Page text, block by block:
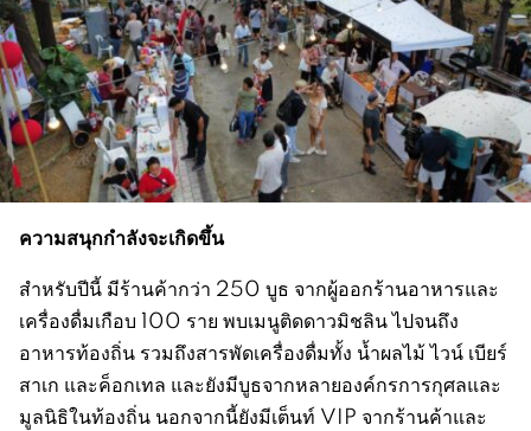
ความสนุกกำลังจะเกิดขึ้น
สำหรับปีนี้ มีร้านค้ากว่า 250 บูธ จากผู้ออกร้านอาหารและ
เครื่องดื่มเกือบ 100 ราย พบเมนูติดดาวมิชลิน ไปจนถึง
อาหารท้องถิ่น รวมถึงสารพัดเครื่องดื่มทั้ง น้ำผลไม้ ไวน์ เบียร์
สาเก และค็อกเทล และยังมีบูธจากหลายองค์กรการกุศลและ
มูลนิธิในท้องถิ่น นอกจากนี้ยังมีเต็นท์ VIP จากร้านค้าและ